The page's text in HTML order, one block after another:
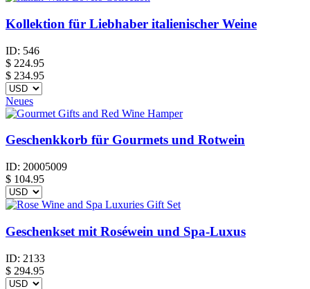
Kollektion für Liebhaber italienischer Weine
ID: 546
$ 224.95
$ 234.95
Neues
Geschenkkorb für Gourmets und Rotwein
ID: 20005009
$ 104.95
Geschenkset mit Roséwein und Spa-Luxus
ID: 2133
$ 294.95